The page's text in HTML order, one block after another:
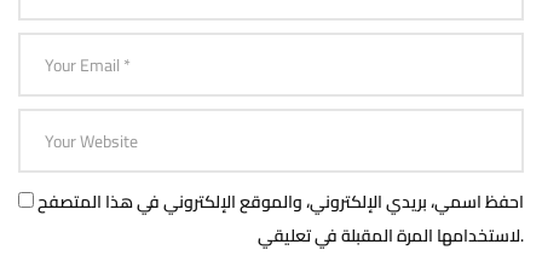
احفظ اسمي، بريدي الإلكتروني، والموقع الإلكتروني في هذا المتصفح
لاستخدامها المرة المقبلة في تعليقي.